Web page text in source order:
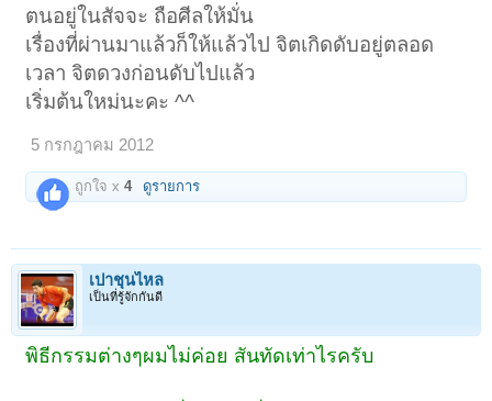
ตนอยู่ในสัจจะ ถือศีลให้มั่น
เรื่องที่ผ่านมาแล้วก็ให้แล้วไป จิตเกิดดับอยู่ตลอด
เวลา จิตดวงก่อนดับไปแล้ว
เริ่มต้นใหม่นะคะ ^^
5 กรกฎาคม 2012
ถูกใจ x4 ดูรายการ
เปาชุนไหล
เป็นที่รู้จักกันดี
พิธีกรรมต่างๆผมไม่ค่อย สันทัดเท่าไรครับ